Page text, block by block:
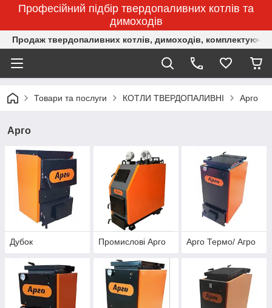
Професійний підбір твердопаливних котлів та
димоходів
Продаж твердопаливних котлів, димоходів,
Товари та послуги КОТЛИ ТВЕРДОПАЛИВНІ Арго
Арго
Дубок Промислові Арго Арго Термо/ Агро